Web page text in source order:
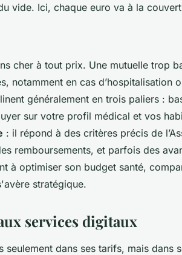
vide. Ici, chaque euro va à la
cher à tout prix. Une mutuelle trop
notamment en cas d’hospitalisation
généralement en trois paliers :
sur votre profil médical et vos
: il répond à des critères précis de
remboursements, et parfois des
à optimiser son budget santé,
stratégique.
services digitaux
seulement dans ses tarifs, mais dans